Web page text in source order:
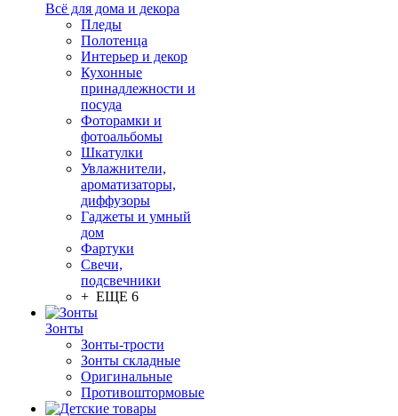
Всё для дома и декора
Пледы
Полотенца
Интерьер и декор
Кухонные
принадлежности и
посуда
Фоторамки и
фотоальбомы
Шкатулки
Увлажнители,
ароматизаторы,
диффузоры
Гаджеты и умный
дом
Фартуки
Свечи,
подсвечники
+ ЕЩЕ 6
Зонты
Зонты-трости
Зонты складные
Оригинальные
Противоштормовые